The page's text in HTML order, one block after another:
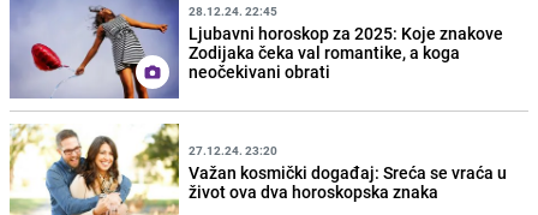
28.12.24. 22:45
Ljubavni horoskop za 2025: Koje znakove
Zodijaka čeka val romantike, a koga
neočekivani obrati
27.12.24. 23:20
Važan kosmički događaj: Sreća se vraća u
život ova dva horoskopska znaka